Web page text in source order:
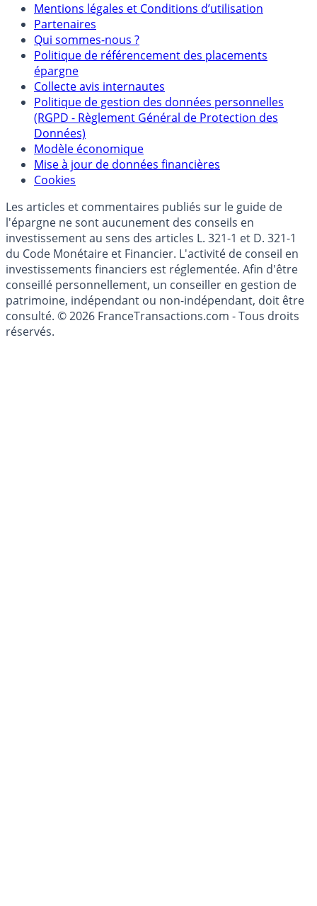
Mentions légales et Conditions d’utilisation
Partenaires
Qui sommes-nous ?
Politique de référencement des placements
épargne
Collecte avis internautes
Politique de gestion des données personnelles
(RGPD - Règlement Général de Protection des
Données)
Modèle économique
Mise à jour de données financières
Cookies
Les articles et commentaires publiés sur le guide de
l'épargne ne sont aucunement des conseils en
investissement au sens des articles L. 321-1 et D. 321-1
du Code Monétaire et Financier. L'activité de conseil en
investissements financiers est réglementée. Afin d'être
conseillé personnellement, un conseiller en gestion de
patrimoine, indépendant ou non-indépendant, doit être
consulté. © 2026 FranceTransactions.com - Tous droits
réservés.